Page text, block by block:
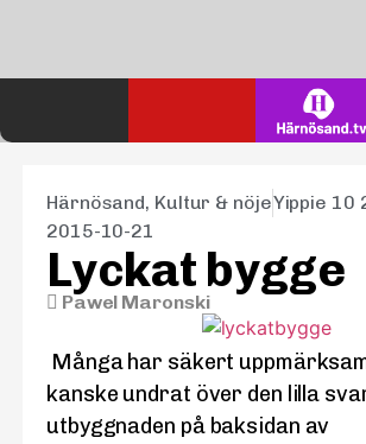
Härnösand, Kultur & nöjeYippie 10
2015-10-21
Lyckat bygge
Pawel Maronski
Många har säkert
kanske undrat över den lilla
utbyggnaden på baksidan av